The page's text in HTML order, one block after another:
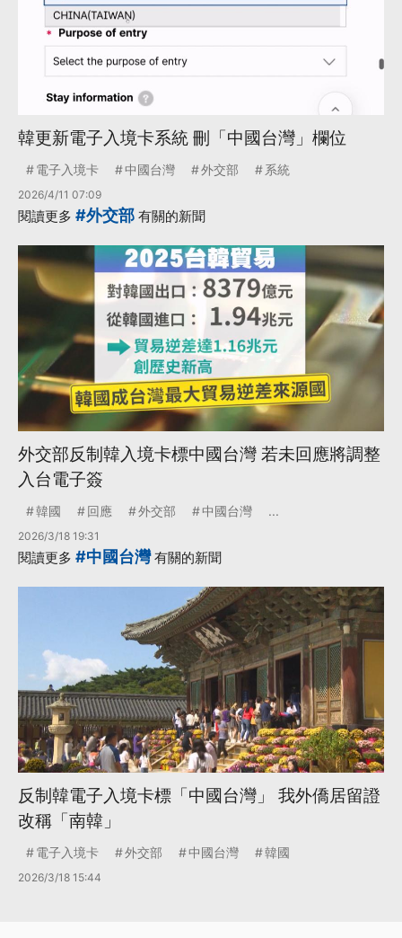
韓更新電子入境卡系統 刪「中國台灣」欄位
電子入境卡 中國台灣 外交部 系統
2026/4/11 07:09
閱讀更多 #外交部 有關的新聞
外交部反制韓入境卡標中國台灣 若未回應將調整
入台電子簽
韓國 回應 外交部 中國台灣 ...
2026/3/18 19:31
閱讀更多 #中國台灣有關的新聞
反制韓電子入境卡標「中國台灣」 我外僑居留證
改稱「南韓」
電子入境卡 外交部 中國台灣 韓國
2026/3/18 15:44